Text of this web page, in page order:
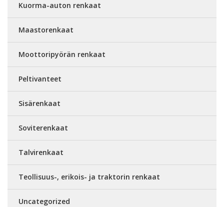
Kuorma-auton renkaat
Maastorenkaat
Moottoripyörän renkaat
Peltivanteet
Sisärenkaat
Soviterenkaat
Talvirenkaat
Teollisuus-, erikois- ja traktorin renkaat
Uncategorized